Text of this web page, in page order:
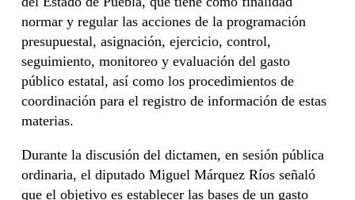
normar y regular las acciones de la programación
presupuestal, asignación, ejercicio, control,
seguimiento, monitoreo y evaluación del gasto
público estatal, así como los procedimientos de
coordinación para el registro de información de estas
materias.
Durante la discusión del dictamen, en sesión pública
ordinaria, el diputado Miguel Márquez Ríos señaló
que el objetivo es establecer las bases de un gasto